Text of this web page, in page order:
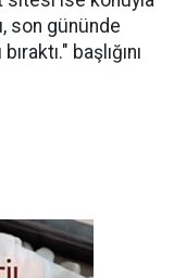
son gününde
başlığını